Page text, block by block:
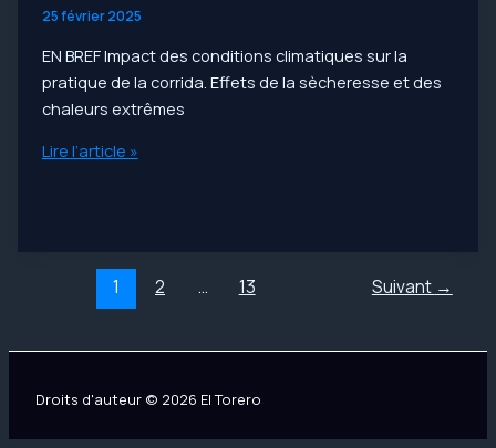
pleine
25 février 2025
EN BREF Impact des conditions climatiques sur la
pratique de la corrida. Effets de la sècheresse et des
chaleurs extrêmes
Influence
Lire l’article »
1 2 … 13 Suivant →
Droits d'auteur © 2026 El Torero